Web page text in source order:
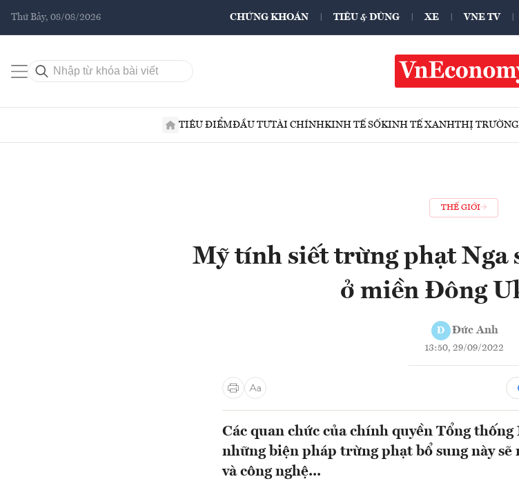
Thứ Bảy, 08/08/2026 CHỨNG KHOÁN TIÊU & DÙNG XE VNE TV
TIÊU ĐIỂMĐẦU TƯTÀI CHÍNHKINH TẾ SỐKINH TẾ XANHTHỊ TRƯỜNG
THẾ GIỚI
Mỹ tính siết trừng phạt Nga
ở miền Đông
Đ Đức Anh
13:50, 29/09/2022
Các quan chức của chính quyền Tổng
những biện pháp trừng phạt bổ sung này
và công nghệ...